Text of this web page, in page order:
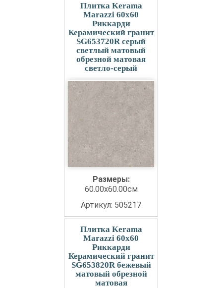
Плитка Kerama
Marazzi 60x60
Риккарди
Керамический гранит
SG653720R серый
светлый матовый
обрезной матовая
светло-серый
Размеры:
60.00x60.00см
Артикул: 505217
Плитка Kerama
Marazzi 60x60
Риккарди
Керамический гранит
SG653820R бежевый
матовый обрезной
матовая